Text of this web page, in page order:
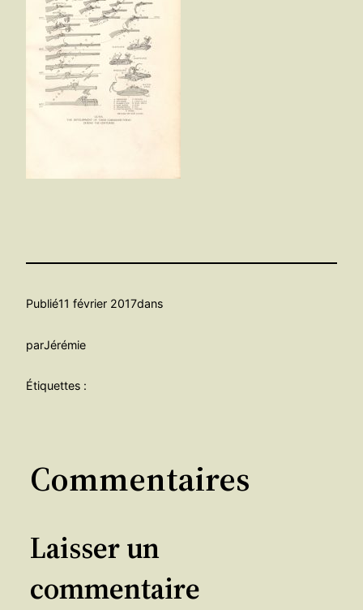
Publié11 février 2017dans
parJérémie
Étiquettes :
Commentaires
Laisser un
commentaire